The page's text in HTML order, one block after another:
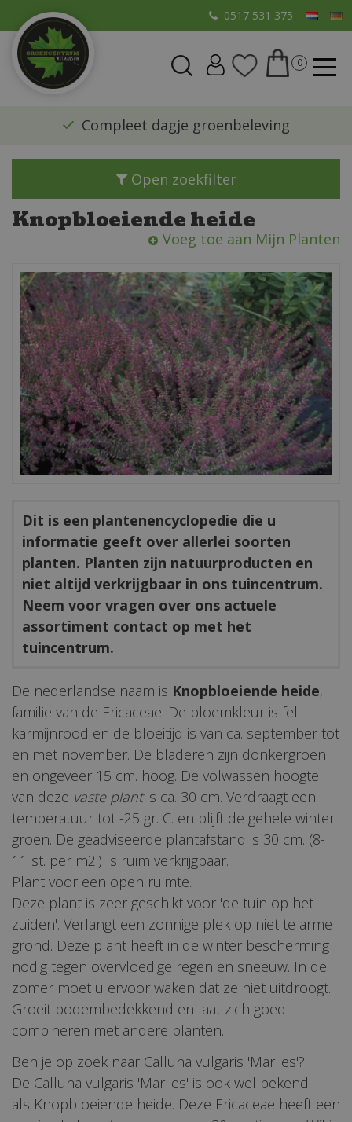
a
0517 531 375
​Compleet dagje groenbeleving
Open zoekfilter
Knopbloeiende heide
Voeg toe aan Mijn Planten
Dit is een plantenencyclopedie die u
informatie geeft over allerlei soorten
planten. Planten zijn natuurproducten en
niet altijd verkrijgbaar in ons tuincentrum.
Neem voor vragen over ons actuele
assortiment contact op met het
tuincentrum.
De nederlandse naam is Knopbloeiende heide,
familie van de Ericaceae. De bloemkleur is fel
karmijnrood en de bloeitijd is van ca. september tot
en met november. De bladeren zijn donkergroen
en ongeveer 15 cm. hoog. De volwassen hoogte
van deze vaste plantis ca. 30 cm. Verdraagt een
temperatuur tot -25 gr. C. en blijft de gehele winter
groen. De geadviseerde plantafstand is 30 cm. (8-
11 st. per m2.) Is ruim verkrijgbaar.
Plant voor een open ruimte.
Deze plant is zeer geschikt voor 'de tuin op het
zuiden'. Verlangt een zonnige plek op niet te arme
grond. Deze plant heeft in de winter bescherming
nodig tegen overvloedige regen en sneeuw. In de
zomer moet u ervoor waken dat ze niet uitdroogt.
Groeit bodembedekkend en laat zich goed
combineren met andere planten.
Ben je op zoek naar Calluna vulgaris 'Marlies'?
De Calluna vulgaris 'Marlies' is ook wel bekend
als Knopbloeiende heide. Deze Ericaceae heeft een